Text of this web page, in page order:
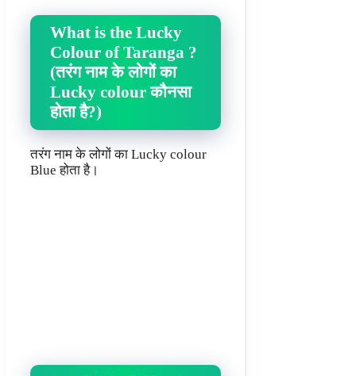
What is the Lucky
Colour of Taranga ?
(तरंग नाम के लोगों का
Lucky colour कौनसा
होता है?)
तरंग नाम के लोगों का Lucky colour
Blue होता है।